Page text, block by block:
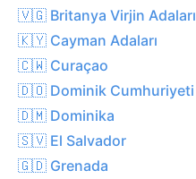
🇻🇬 Britanya Virjin Adaları
🇰🇾 Cayman Adaları
🇨🇼 Curaçao
🇩🇴 Dominik Cumhuriyeti
🇩🇲 Dominika
🇸🇻 El Salvador
🇬🇩 Grenada